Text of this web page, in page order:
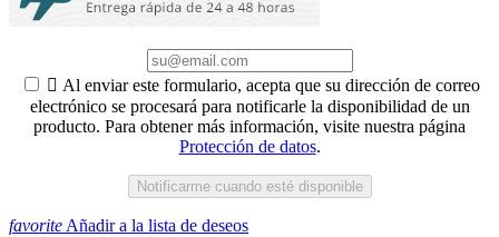
 Al enviar este formulario, acepta que su dirección de correo
electrónico se procesará para notificarle la disponibilidad de un
producto. Para obtener más información, visite nuestra página
Protección de datos.
Notificarme cuando esté disponible
favorite Añadir a la lista de deseos